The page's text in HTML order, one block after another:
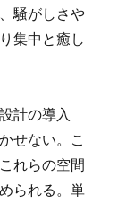
騒がしさや
集中と癒し
計の導入
せない。こ
れらの空間
られる。単